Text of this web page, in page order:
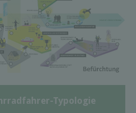
Typologie